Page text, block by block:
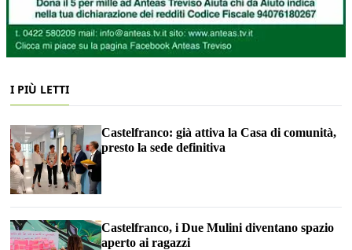
I PIÙ LETTI
Castelfranco: già attiva la Casa di comunità,
presto la sede definitiva
Castelfranco, i Due Mulini diventano spazio
aperto ai ragazzi